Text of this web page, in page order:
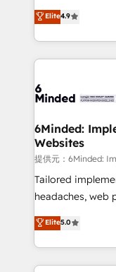
technology for
English, Spanish,
smarter with AI
healthcare, real
150+ HubSpot-
solutions to
Our Expertise 🔹 Onboarding & Implementation:
tailored to your GTM
from other
downtime. 🔹 RevOps Strategy: Align teams,
processes, and
Integrations:
for better adoption. 🔹 Custom
SOC 2 Type II
our commitment
Elite4.9
6Minded:
Websites
提供元：6Minded:
Tailored
headaches, web
house team of
developers,
aspects of your HubSpot. ✨
100+ seamless
Elite5.0